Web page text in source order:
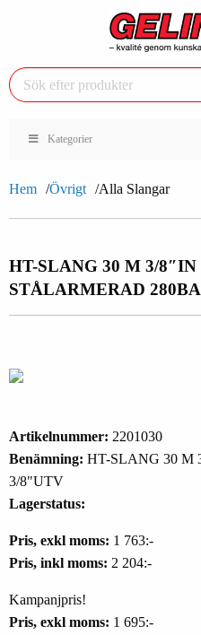
Kategorier
Hem Övrigt Alla Slangar
HT-SLANG 30 M 3/
STÅLARMERAD
Artikelnummer: 2201030
Benämning: HT-SLANG 30 M
3/8"UTV
Lagerstatus:
Pris, exkl moms: 1 763:-
Pris, inkl moms: 2 204:-
Kampanjpris!
Pris, exkl moms: 1 695:-